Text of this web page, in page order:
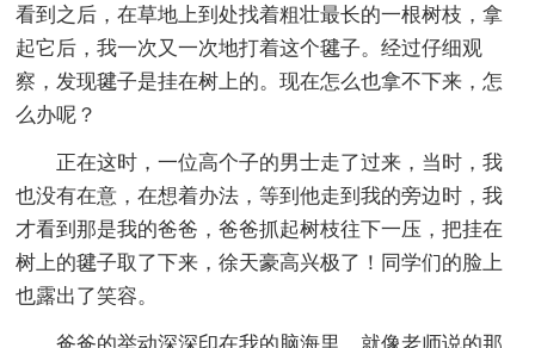
看到之后，在草地上到处找着粗壮最长的一根树枝，拿
起它后，我一次又一次地打着这个毽子。经过仔细观
察，发现毽子是挂在树上的。现在怎么也拿不下来，怎
么办呢？
正在这时，一位高个子的男士走了过来，当时，我
也没有在意，在想着办法，等到他走到我的旁边时，我
才看到那是我的爸爸，爸爸抓起树枝往下一压，把挂在
树上的毽子取了下来，徐天豪高兴极了！同学们的脸上
也露出了笑容。